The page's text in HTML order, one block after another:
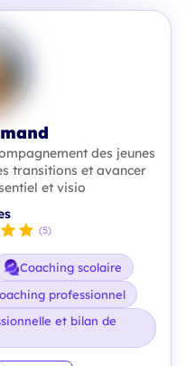
des jeunes
transitions et avancer
et visio
(5)
Coaching scolaire
professionnel
et bilan de